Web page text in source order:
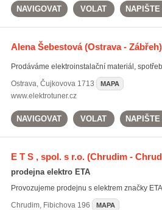
NAVIGOVAT VOLAT NAPIŠTE
Alena Šebestová(Ostrava - Zábřeh)
Prodáváme elektroinstalační materiál,
Ostrava, Čujkovova 1713 MAPA
www.elektrotuner.cz
NAVIGOVAT VOLAT NAPIŠTE
E T S , spol. s r.o.(Chrudim -
prodejna elektro ETA
Provozujeme prodejnu s elektrem značky
Chrudim, Fibichova 196 MAPA